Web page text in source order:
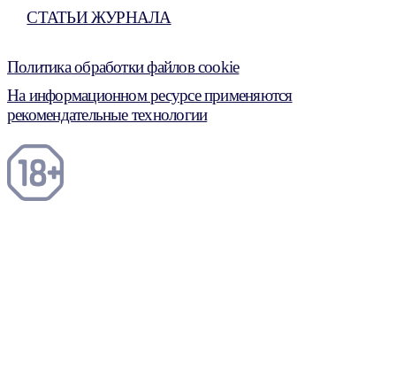
СТАТЬИ ЖУРНАЛА
Политика обработки файлов cookie
На информационном ресурсе применяются
рекомендательные технологии